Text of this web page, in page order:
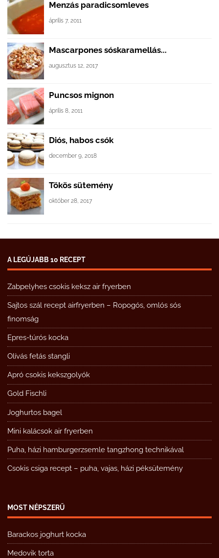
Menzás paradicsomleves
április 7, 2011
Mascarpones sóskaramellás...
augusztus 12, 2017
Puncsos mignon
április 8, 2011
Diós, habos csók
december 9, 2018
Tökös sütemény
október 28, 2017
A LEGÚJABB 10 RECEPT
Zabpelyhes csokis keksz air fryerben
Sajtos szál recept airfryerben – Ropogós, omlós sós
finomság
Epres-túrós kocka
Olívás fetás stangli
Apró csokis kekszgolyók
Gold Fischli
Joghurtos bagel
Mini kalácsok air fryerben
Puha, házi hamburgerzsemle tangzhong technikával
Csokis csiga recept – puha, vajas, házi péksütemény
MOST NÉPSZERŰ
Barackos joghurt kocka
Medovik torta